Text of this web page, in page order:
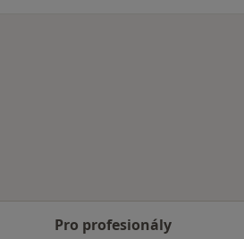
Pro profesionály